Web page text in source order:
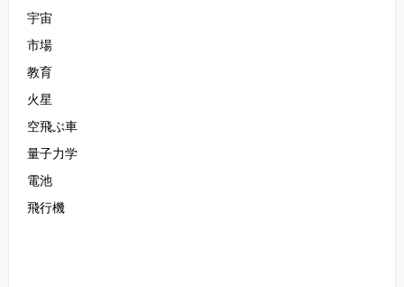
宇宙
市場
教育
火星
空飛ぶ車
量子力学
電池
飛行機